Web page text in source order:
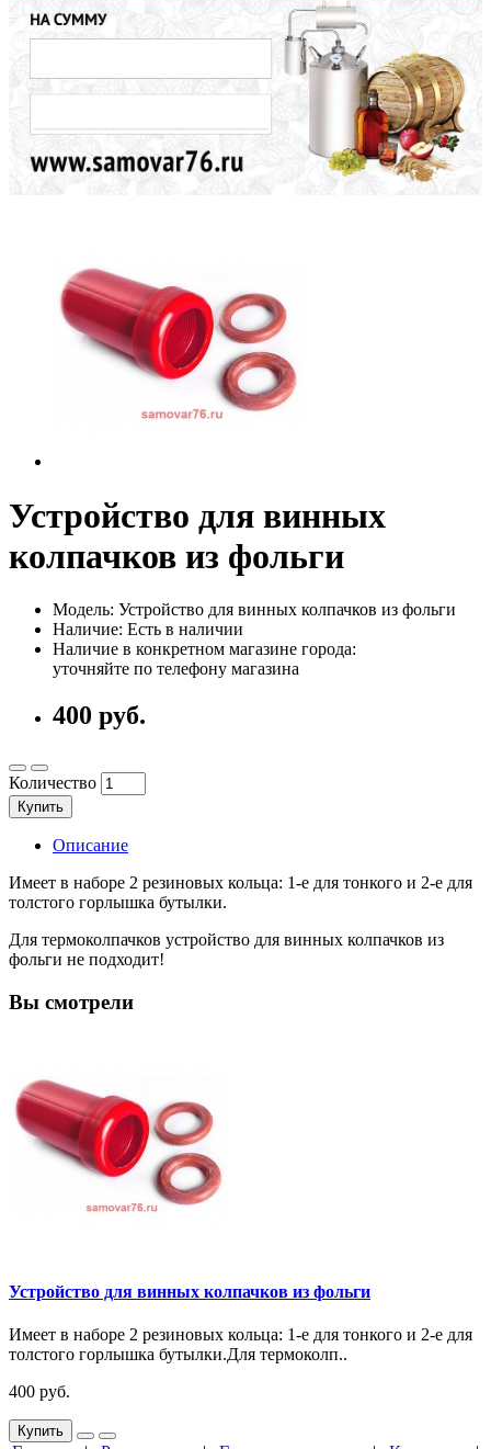
Устройство для винных
колпачков из фольги
Модель: Устройство для винных колпачков из фольги
Наличие: Есть в наличии
Наличие в конкретном магазине города:
уточняйте по телефону магазина
400 руб.
Количество
Купить
Описание
Имеет в наборе 2 резиновых кольца: 1-е для тонкого и 2-е для
толстого горлышка бутылки.
Для термоколпачков устройство для винных колпачков из
фольги не подходит!
Вы смотрели
Устройство для винных колпачков из фольги
Имеет в наборе 2 резиновых кольца: 1-е для тонкого и 2-е для
толстого горлышка бутылки.Для термоколп..
400 руб.
Купить